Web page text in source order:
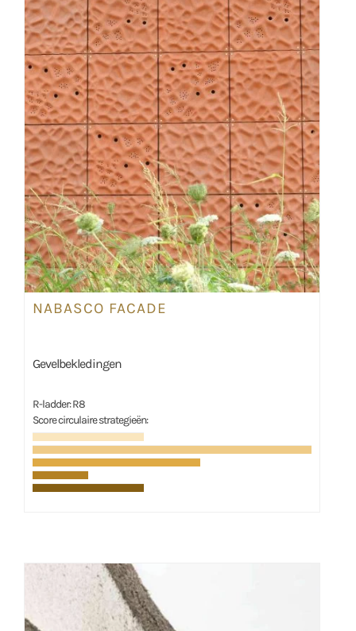
NABASCO FACADE
Gevelbekledingen
R-ladder: R8
Score circulaire strategieën: